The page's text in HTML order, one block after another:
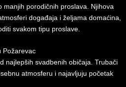
manjih porodičnih proslava. Njihova
događaja i željama domaćina,
svakom tipu proslave.
Požarevac
najlepših svadbenih običaja. Trubači
atmosferu i najavljuju početak